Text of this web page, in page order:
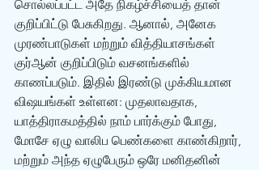
சொல்லப்பட்ட அதே நிகழ்ச்சியைத் தான்
குறிப்பிட்டு பேசுகிறது. ஆனால், அனேக
முரண்பாடுகள் மற்றும் வித்தியாசங்கள்
குர்‍ஆன் குறிப்பிடும் வசனங்களில்
காணப்படும். இதில் இரண்டு முக்கியமான
விஷயங்கள் உள்ளன: முதலாவதாக,
யாத்திராகம‌த்தில் நாம் பார்க்கும் போது,
மோசே ஏழு வாலிப பெண்களை காண்கிறார்,
மற்றும் அந்த ஏழுபேரும் ஒரே மனிதனின்